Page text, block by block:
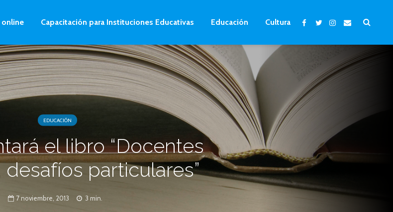
online Capacitación para Instituciones Educativas Educación Cultura
EDUCACIÓN
el libro “Docentes
particulares”
7 noviembre, 2013 3 min.